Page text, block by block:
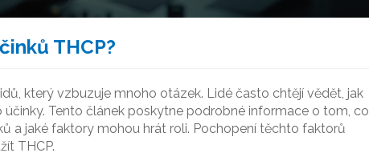
THCP?
který vzbuzuje mnoho otázek. Lidé často chtějí vědět, jak
Tento článek poskytne podrobné informace o tom, co
a jaké faktory mohou hrát roli. Pochopení těchto faktorů
THCP.